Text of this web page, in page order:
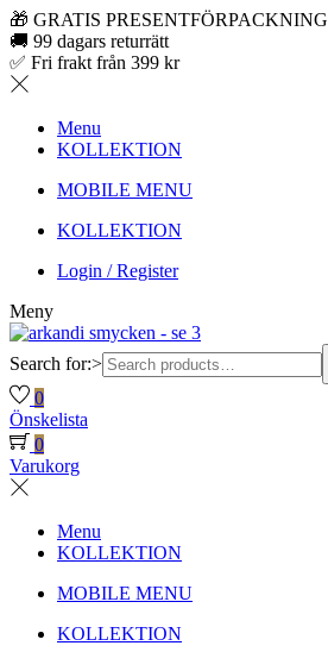
🎁 GRATIS PRESENTFÖRPACKNING
🚚 99 dagars returrätt
✅ Fri frakt från 399 kr
Menu
KOLLEKTION
MOBILE MENU
KOLLEKTION
Login / Register
Meny
Search for:>
0
Önskelista
0
Varukorg
Menu
KOLLEKTION
MOBILE MENU
KOLLEKTION